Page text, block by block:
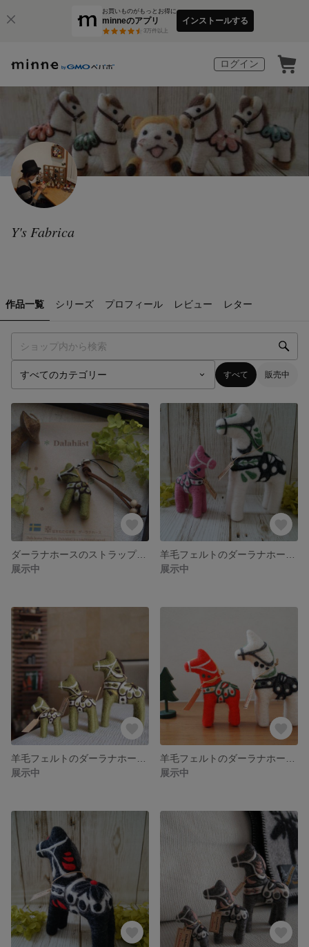
お買いものがもっとお得に
minneのアプリ
3万件以上
インストールする
ログイン
Y's Fabrica
作品一覧 シリーズ プロフィール レビュー レター
すべて 販売中
ダーラナホースのストラップ（抹茶色）♪
展示中
展示中
展示中
展示中